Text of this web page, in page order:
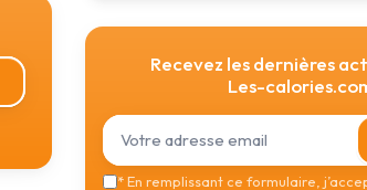
Recevez les dernières
Les-
*En remplissant ce formulaire,